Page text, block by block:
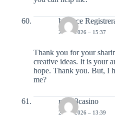
binance
28-01-2026 – 15:37
Thank you for your
creative ideas. It is your
hope. Thank you. But, I
me?
mnl63casino
29-01-2026 – 13:39